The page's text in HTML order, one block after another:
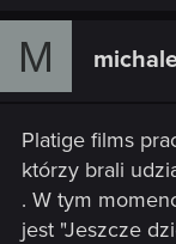
M
Platige films
którzy brali
. W tym
jest "Jeszcze